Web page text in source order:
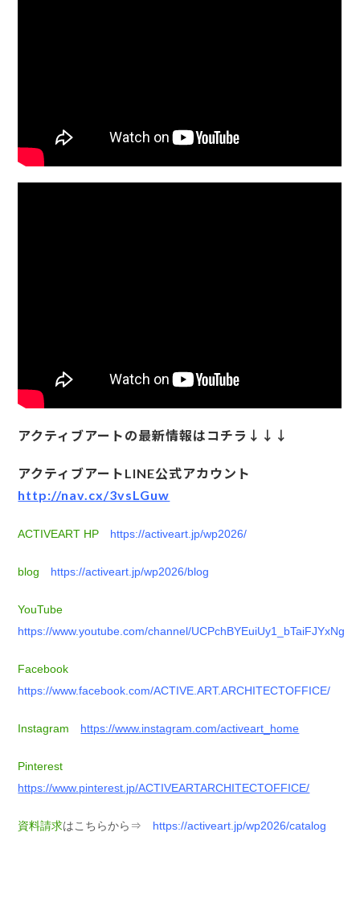
アクティブアートの最新情報はコチラ↓↓↓
アクティブアートLINE公式アカウント
http://nav.cx/3vsLGuw
ACTIVEART HP https://activeart.jp/wp2026/
blog https://activeart.jp/wp2026/blog
YouTube
https://www.youtube.com/channel/UCPchBYEuiUy1_bTaiFJYxNg
Facebook
https://www.facebook.com/ACTIVE.ART.ARCHITECTOFFICE/
Instagram https://www.instagram.com/activeart_home
Pinterest
https://www.pinterest.jp/ACTIVEARTARCHITECTOFFICE/
資料請求はこちらから⇒ https://activeart.jp/wp2026/catalog